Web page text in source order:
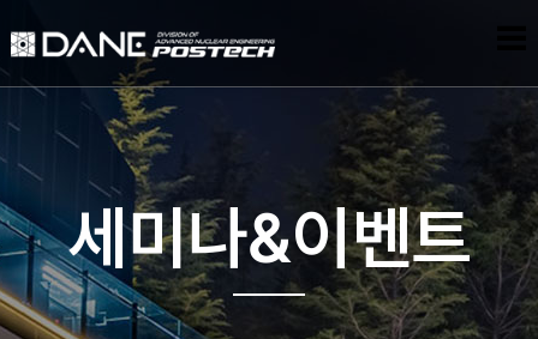
세미나&이벤트